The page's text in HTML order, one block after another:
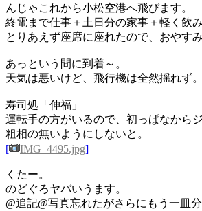
んじゃこれから小松空港へ飛びます。
終電まで仕事＋土日分の家事＋軽く飲
とりあえず座席に座れたので、おやす
あっという間に到着～。
天気は悪いけど、飛行機は全然揺れず。
寿司処「伸福」
運転手の方がいるので、初っぱなからジ
粗相の無いようにしないと。
[
IMG_4495.jpg]
くたー。
のどぐろヤバいうます。
@追記@写真忘れたがさらにもう一皿